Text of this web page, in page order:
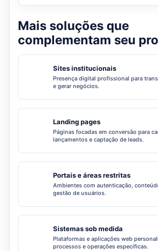
Mais soluções que
complementam seu
Sites institucionais
Presença digital profissional para
e gerar negócios.
Landing pages
Páginas focadas em conversão para
lançamentos e captação de leads.
Portais e áreas restritas
Ambientes com autenticação,
gestão de usuários.
Sistemas sob medida
Plataformas e aplicações web
processos e operações específicas.